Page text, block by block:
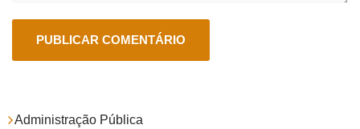
Administração Pública